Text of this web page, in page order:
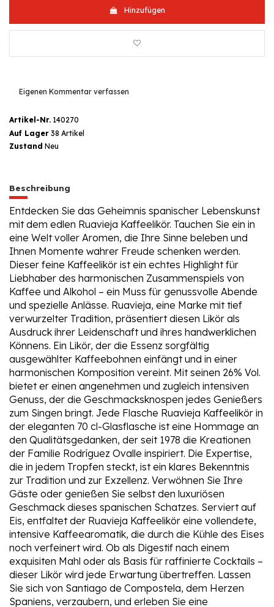
Hinzufügen
Eigenen Kommentar verfassen
Artikel-Nr. 140270
Auf Lager 38 Artikel
Zustand Neu
Beschreibung
Entdecken Sie das Geheimnis spanischer Lebenskunst
mit dem edlen Ruavieja Kaffeelikör. Tauchen Sie ein in
eine Welt voller Aromen, die Ihre Sinne beleben und
Ihnen Momente wahrer Freude schenken werden.
Dieser feine Kaffeelikör ist ein echtes Highlight für
Liebhaber des harmonischen Zusammenspiels von
Kaffee und Alkohol – ein Muss für genussvolle Abende
und spezielle Anlässe. Ruavieja, eine Marke mit tief
verwurzelter Tradition, präsentiert diesen Likör als
Ausdruck ihrer Leidenschaft und ihres handwerklichen
Könnens. Ein Likör, der die Essenz sorgfältig
ausgewählter Kaffeebohnen einfängt und in einer
harmonischen Komposition vereint. Mit seinen 26% Vol.
bietet er einen angenehmen und zugleich intensiven
Genuss, der die Geschmacksknospen jedes Genießers
zum Singen bringt. Jede Flasche Ruavieja Kaffeelikör in
der eleganten 70 cl-Glasflasche ist eine Hommage an
den Qualitätsgedanken, der seit 1978 die Kreationen
der Familie Rodríguez Ovalle inspiriert. Die Expertise,
die in jedem Tropfen steckt, ist ein klares Bekenntnis
zur Tradition und zur Exzellenz. Verwöhnen Sie Ihre
Gäste oder genießen Sie selbst den luxuriösen
Geschmack dieses spanischen Schatzes. Serviert auf
Eis, entfaltet der Ruavieja Kaffeelikör eine vollendete,
intensive Kaffeearomatik, die durch die Kühle des Eises
noch verfeinert wird. Ob als Digestif nach einem
exquisiten Mahl oder als Basis für raffinierte Cocktails –
dieser Likör wird jede Erwartung übertreffen. Lassen
Sie sich von Santiago de Compostela, dem Herzen
Spaniens, verzaubern, und erleben Sie eine